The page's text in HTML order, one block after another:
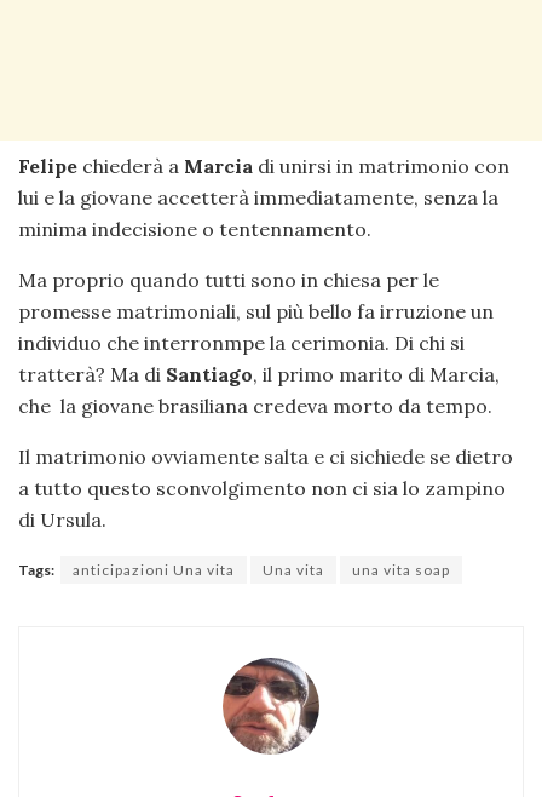
Felipe chiederà a Marcia di unirsi in matrimonio con
lui e la giovane accetterà immediatamente, senza la
minima indecisione o tentennamento.
Ma proprio quando tutti sono in chiesa per le
promesse matrimoniali, sul più bello fa irruzione un
individuo che interronmpe la cerimonia. Di chi si
tratterà? Ma di Santiago, il primo marito di Marcia,
che la giovane brasiliana credeva morto da tempo.
Il matrimonio ovviamente salta e ci sichiede se dietro
a tutto questo sconvolgimento non ci sia lo zampino
di Ursula.
Tags: anticipazioni Una vita Una vita una vita soap